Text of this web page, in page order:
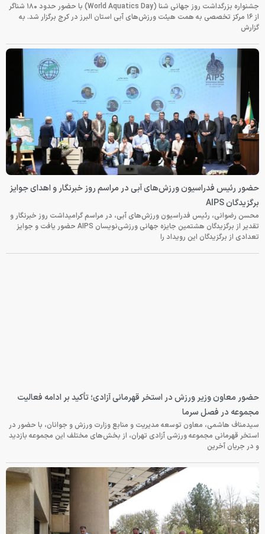
جشنواره بزرگداشت روز جهانی شنا (World Aquatics Day) با حضور حدود ۱۸۰ شناگر
از ۱۶ مرکز تخصصی به همت هیئت ورزش‌های آبی استان البرز در کرج برگزار شد. به
گزارش
حضور رئیس فدراسیون ورزش‌های آبی در مراسم روز خبرنگار و اهدای جوایز
برگزیدگان AIPS
محسن رضوانی، رئیس فدراسیون ورزش‌های آبی، در مراسم گرامیداشت روز خبرنگار و
تقدیر از برگزیدگان هشتمین جایزه جهانی ورزشی‌نویسان AIPS حضور یافت و جوایز
تعدادی از برگزیدگان این رویداد را
حضور معاون وزیر ورزش در استخر قهرمانی آزادی؛ تأکید بر ادامه فعالیت
مجموعه در فصل سرما
سیدمناف هاشمی، معاون توسعه مدیریت و منابع وزارت ورزش و جوانان، با حضور در
استخر قهرمانی مجموعه ورزشی آزادی تهران، از بخش‌های مختلف این مجموعه بازدید
و در جریان آخرین